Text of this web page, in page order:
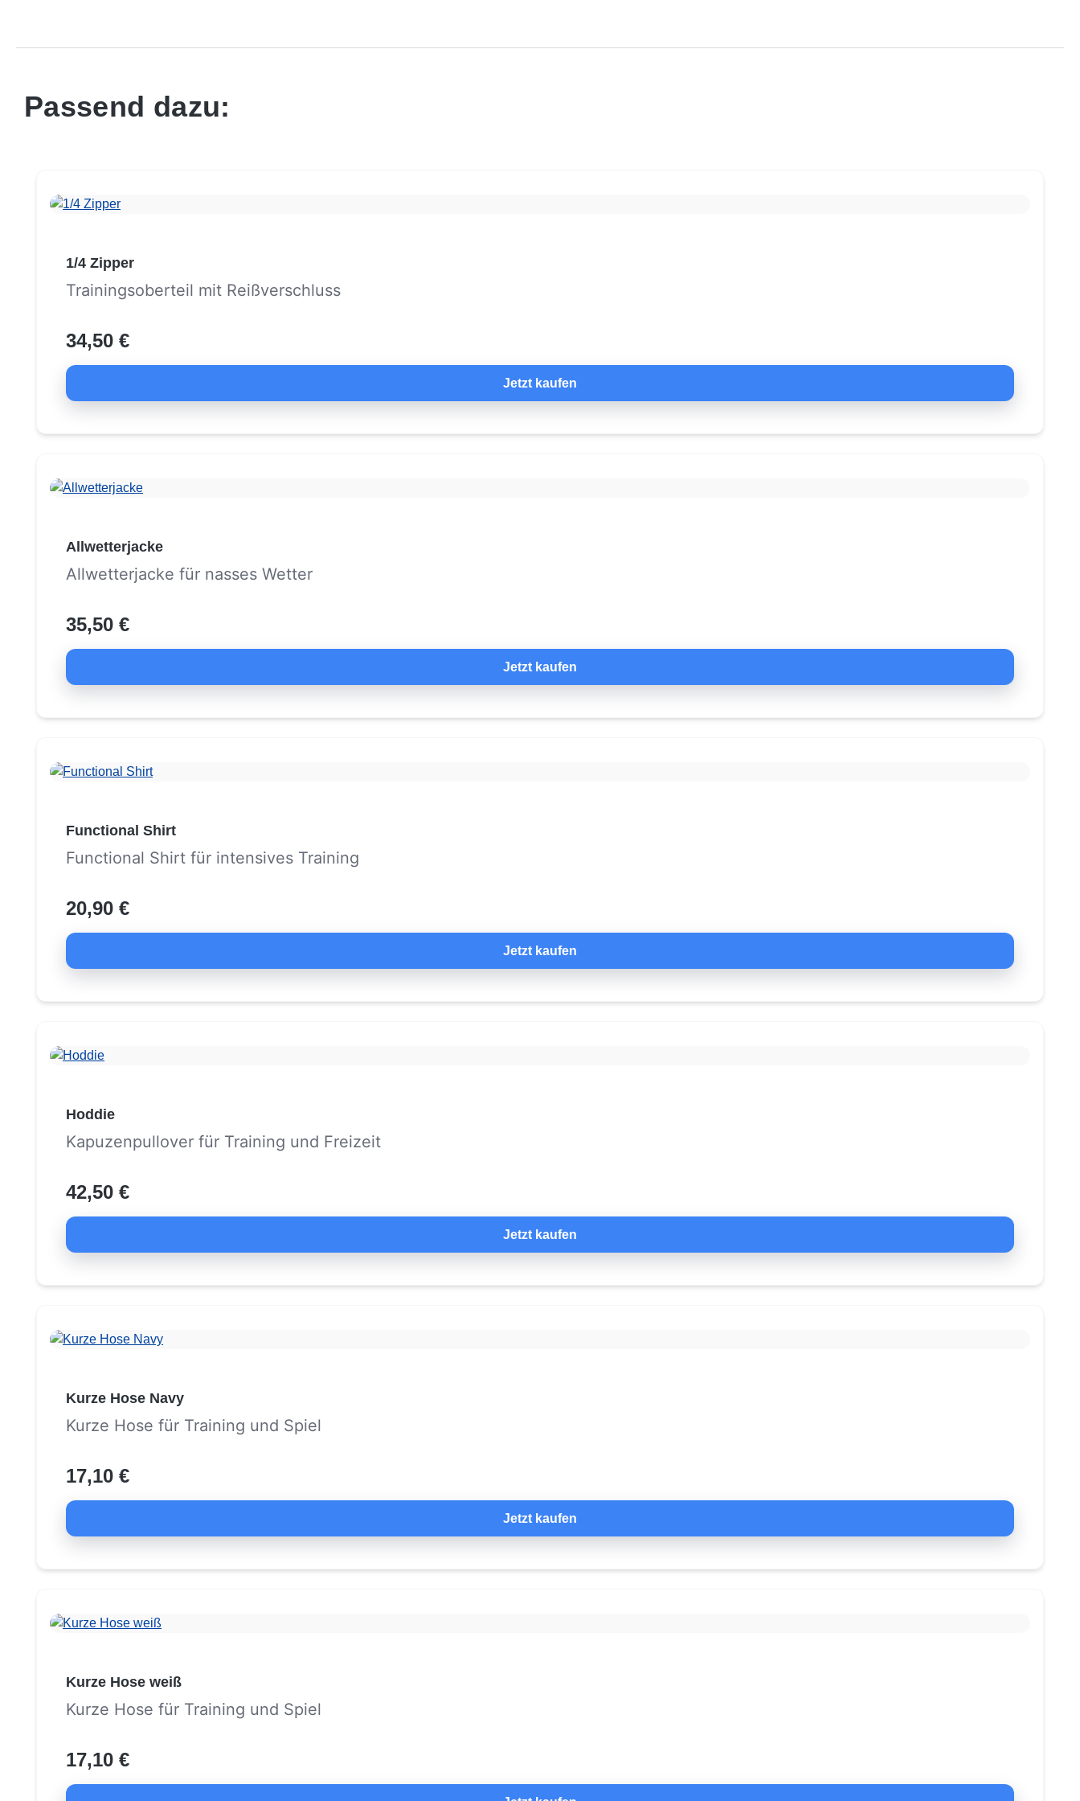
Passend dazu:
1/4 Zipper
Trainingsoberteil mit Reißverschluss
34,50 €
Jetzt kaufen
Allwetterjacke
Allwetterjacke für nasses Wetter
35,50 €
Jetzt kaufen
Functional Shirt
Functional Shirt für intensives Training
20,90 €
Jetzt kaufen
Hoddie
Kapuzenpullover für Training und Freizeit
42,50 €
Jetzt kaufen
Kurze Hose Navy
Kurze Hose für Training und Spiel
17,10 €
Jetzt kaufen
Kurze Hose weiß
Kurze Hose für Training und Spiel
17,10 €